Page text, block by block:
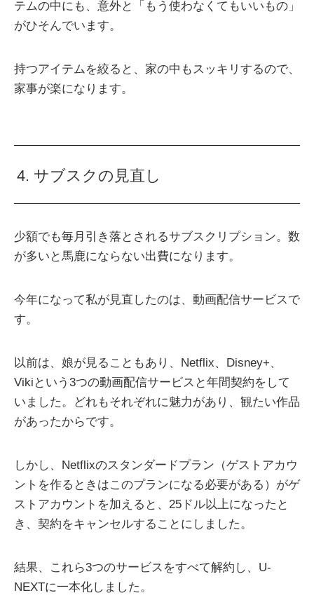
テムの中にも、意外と「もう使わなくてもいいもの」
がひそんでいます。
持つアイテムを絞ると、家の中もスッキリするので、
家事が楽になります。
4. サブスクの見直し
少額でも毎月引き落とされるサブスクリプション。数
が多いと馬鹿にならない出費になります。
今年になって私が見直したのは、動画配信サービスで
す。
以前は、娘が見ることもあり、Netflix、Disney+、
Vikiという3つの動画配信サービスと年間契約をして
いました。どれもそれぞれに魅力があり、観たい作品
があったからです。
しかし、Netflixのスタンダードプラン（ゲストアカウ
ントを作るときはこのプランになる必要がある）がゲ
ストアカウントを加えると、25ドル以上になったと
き、契約をキャンセルすることにしました。
結果、これら3つのサービスをすべて解約し、U-
NEXTに一本化しました。